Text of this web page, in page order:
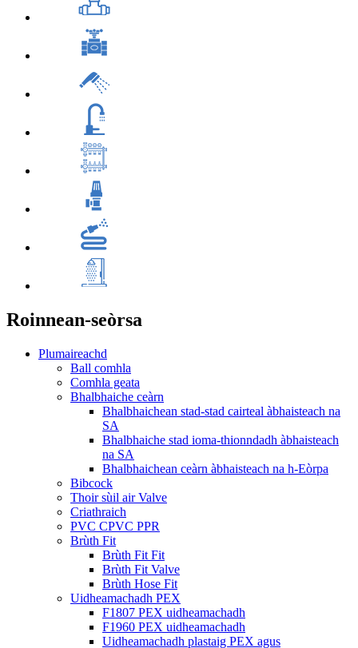
Roinnean-seòrsa
Plumaireachd
Ball comhla
Comhla geata
Bhalbhaiche ceàrn
Bhalbhaichean stad-stad cairteal àbhaisteach na
SA
Bhalbhaiche stad ioma-thionndadh àbhaisteach
na SA
Bhalbhaichean ceàrn àbhaisteach na h-Eòrpa
Bibcock
Thoir sùil air Valve
Criathraich
PVC CPVC PPR
Brùth Fit
Brùth Fit Fit
Brùth Fit Valve
Brùth Hose Fit
Uidheamachadh PEX
F1807 PEX uidheamachadh
F1960 PEX uidheamachadh
Uidheamachadh plastaig PEX agus